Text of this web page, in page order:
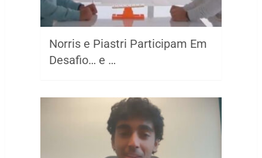
Norris e Piastri Participam Em
Desafio… e …